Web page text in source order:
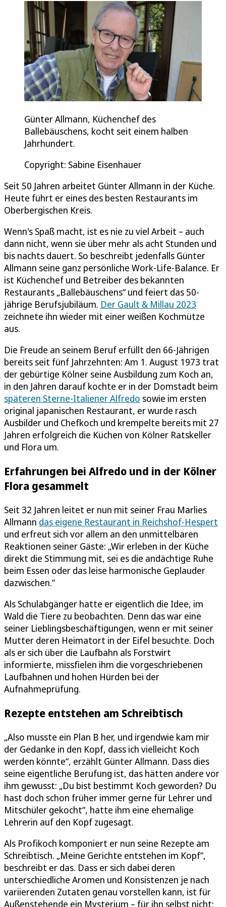
Günter Allmann, Küchenchef des
Ballebäuschens, kocht seit einem halben
Jahrhundert.
Copyright: Sabine Eisenhauer
Seit 50 Jahren arbeitet Günter Allmann in der Küche.
Heute führt er eines des besten Restaurants im
Oberbergischen Kreis.
Wenn's Spaß macht, ist es nie zu viel Arbeit – auch
dann nicht, wenn sie über mehr als acht Stunden und
bis nachts dauert. So beschreibt jedenfalls Günter
Allmann seine ganz persönliche Work-Life-Balance. Er
ist Küchenchef und Betreiber des bekannten
Restaurants „Ballebäuschens“ und feiert das 50-
jährige Berufsjubiläum. Der Gault & Millau 2023
zeichnete ihn wieder mit einer weißen Kochmütze
aus.
Die Freude an seinem Beruf erfüllt den 66-Jährigen
bereits seit fünf Jahrzehnten: Am 1. August 1973 trat
der gebürtige Kölner seine Ausbildung zum Koch an,
in den Jahren darauf kochte er in der Domstadt beim
späteren Sterne-Italiener Alfredo sowie im ersten
original japanischen Restaurant, er wurde rasch
Ausbilder und Chefkoch und krempelte bereits mit 27
Jahren erfolgreich die Küchen von Kölner Ratskeller
und Flora um.
Erfahrungen bei Alfredo und in der Kölner
Flora gesammelt
Seit 32 Jahren leitet er nun mit seiner Frau Marlies
Allmann das eigene Restaurant in Reichshof-Hespert
und erfreut sich vor allem an den unmittelbaren
Reaktionen seiner Gäste: „Wir erleben in der Küche
direkt die Stimmung mit, sei es die andächtige Ruhe
beim Essen oder das leise harmonische Geplauder
dazwischen.“
Als Schulabgänger hatte er eigentlich die Idee, im
Wald die Tiere zu beobachten. Denn das war eine
seiner Lieblingsbeschäftigungen, wenn er mit seiner
Mutter deren Heimatort in der Eifel besuchte. Doch
als er sich über die Laufbahn als Forstwirt
informierte, missfielen ihm die vorgeschriebenen
Laufbahnen und hohen Hürden bei der
Aufnahmeprüfung.
Rezepte entstehen am Schreibtisch
„Also musste ein Plan B her, und irgendwie kam mir
der Gedanke in den Kopf, dass ich vielleicht Koch
werden könnte“, erzählt Günter Allmann. Dass dies
seine eigentliche Berufung ist, das hätten andere vor
ihm gewusst: „Du bist bestimmt Koch geworden? Du
hast doch schon früher immer gerne für Lehrer und
Mitschüler gekocht“, hatte ihm eine ehemalige
Lehrerin auf den Kopf zugesagt.
Als Profikoch komponiert er nun seine Rezepte am
Schreibtisch. „Meine Gerichte entstehen im Kopf“,
beschreibt er das. Dass er sich dabei deren
unterschiedliche Aromen und Konsistenzen je nach
variierenden Zutaten genau vorstellen kann, ist für
Außenstehende ein Mysterium – für ihn selbst nicht: